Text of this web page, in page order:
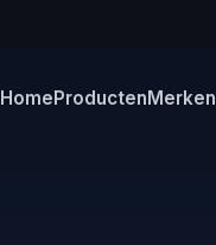
HomeProductenMerken